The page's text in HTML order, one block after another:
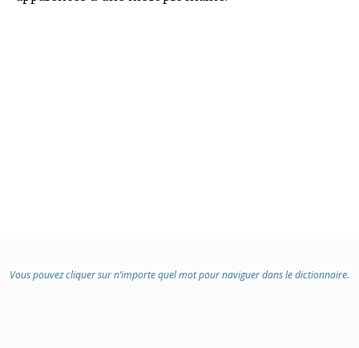
Vous pouvez cliquer sur n’importe quel mot pour naviguer dans le dictionnaire.